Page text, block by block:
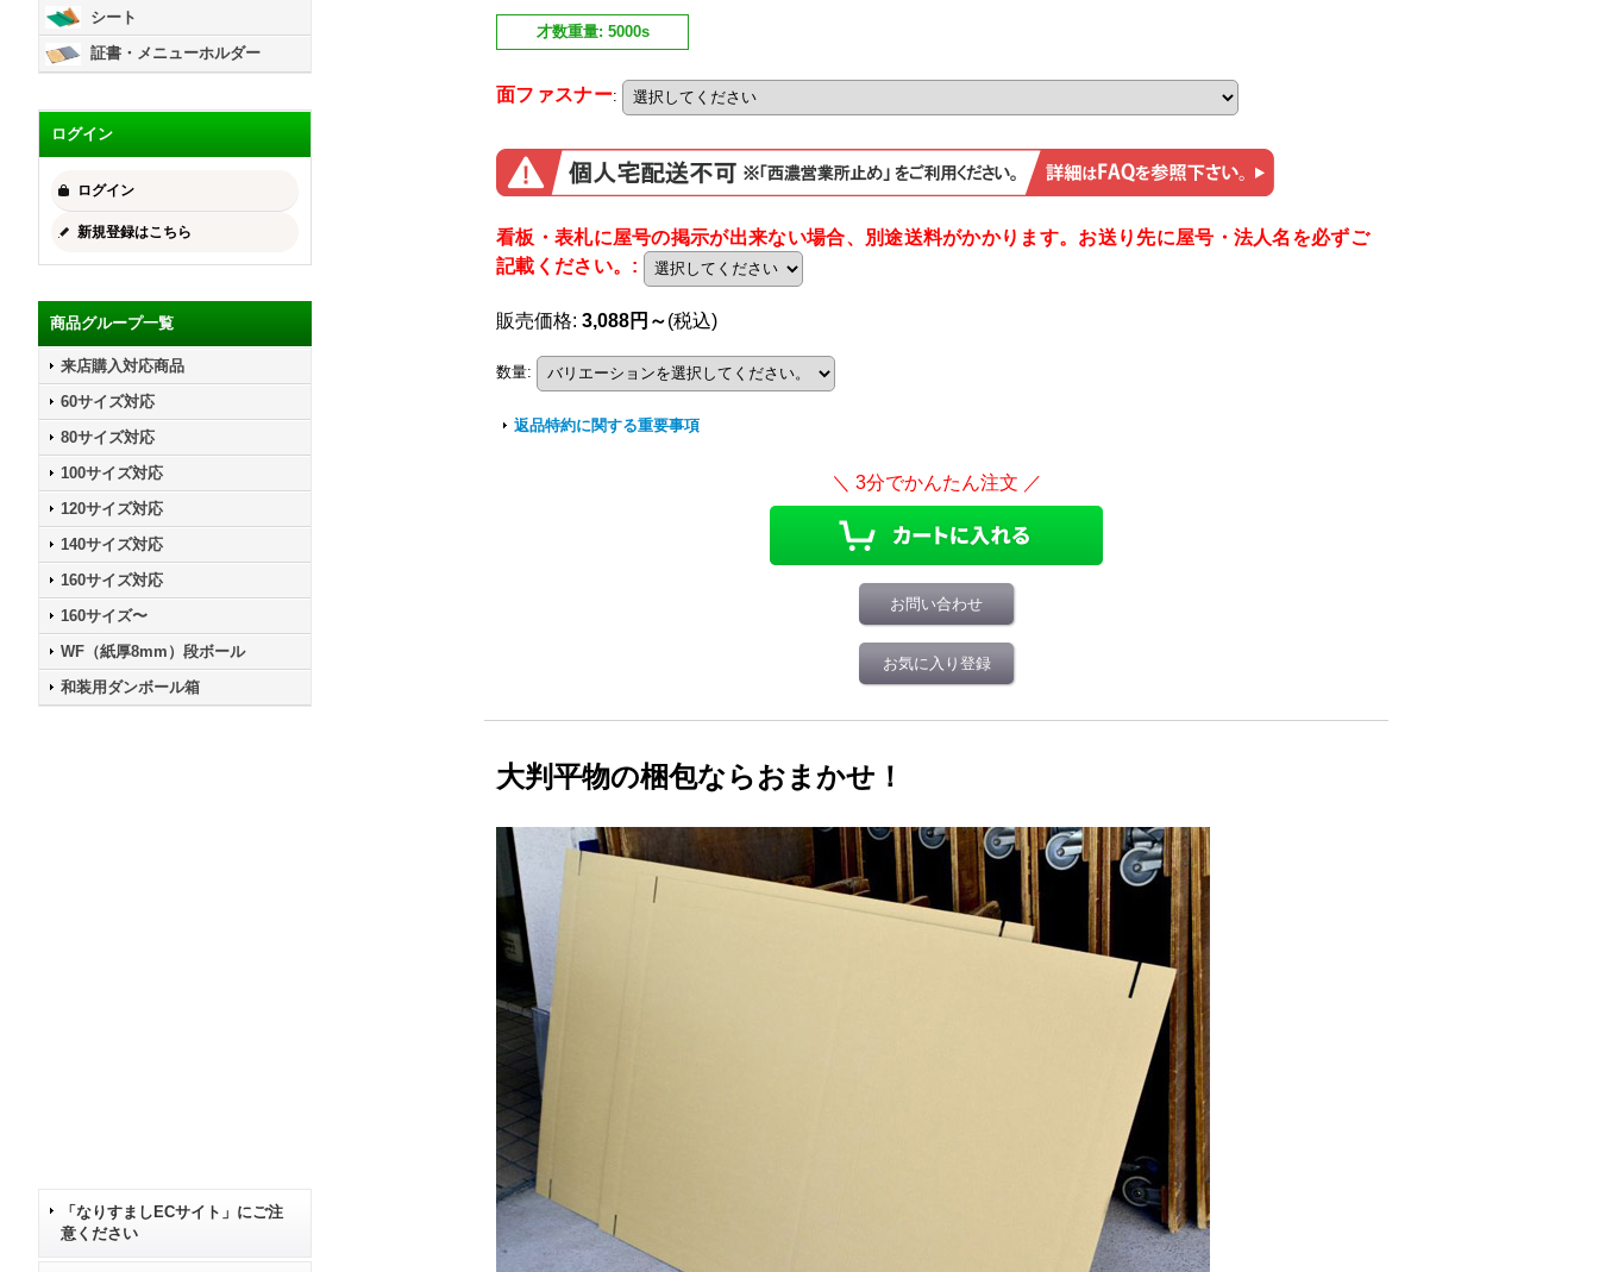
シート
証書・メニューホルダー
ログイン
ログイン
新規登録はこちら
商品グループ一覧
来店購入対応商品
60サイズ対応
80サイズ対応
100サイズ対応
120サイズ対応
140サイズ対応
160サイズ対応
160サイズ〜
WF（紙厚8mm）段ボール
和装用ダンボール箱
「なりすましECサイト」にご注
意ください
才数重量: 5000s
面ファスナー:
看板・表札に屋号の掲示が出来ない場合、別途送料がかかります。お送り先に屋号・法人名を必ずご
記載ください。 :
販売価格: 3,088円～(税込)
数量:
返品特約に関する重要事項
お問い合わせ
お気に入り登録
大判平物の梱包ならおまかせ！